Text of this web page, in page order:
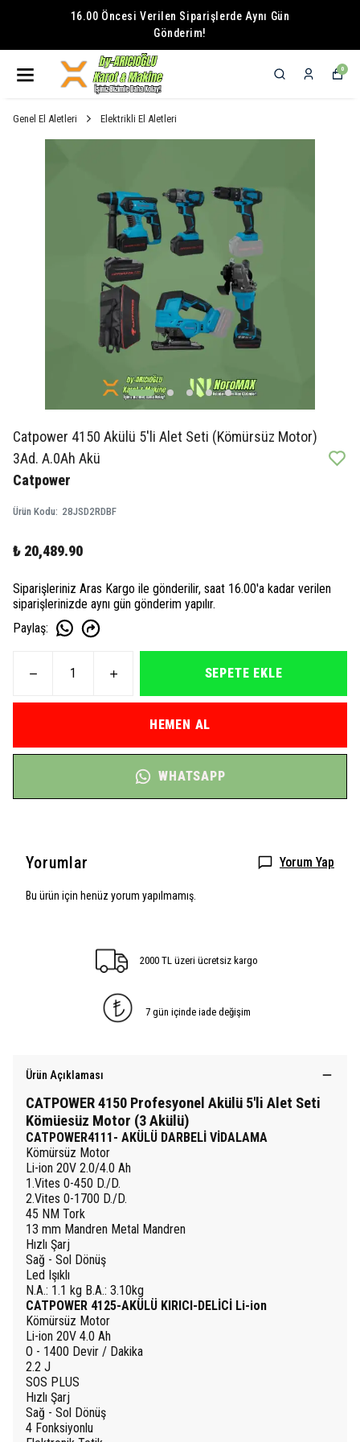
16.00 Öncesi Verilen Siparişlerde Aynı Gün
Gönderim!
0
Genel El Aletleri Elektrikli El Aletleri
Catpower 4150 Akülü 5'li Alet Seti (Kömürsüz Motor)
3Ad. A.0Ah Akü
Catpower
Ürün Kodu: 28JSD2RDBF
₺ 20,489.90
Siparişleriniz Aras Kargo ile gönderilir, saat 16.00'a kadar verilen
siparişlerinizde aynı gün gönderim yapılır.
Paylaş:
SEPETE EKLE
HEMEN AL
WHATSAPP
Yorumlar Yorum Yap
Bu ürün için henüz yorum yapılmamış.
2000 TL üzeri ücretsiz kargo
7 gün içinde iade değişim
Ürün Açıklaması
CATPOWER 4150 Profesyonel Akülü 5'li Alet Seti
Kömüesüz Motor (3 Akülü)
CATPOWER4111- AKÜLÜ DARBELİ VİDALAMA
Kömürsüz Motor
Li-ion 20V 2.0/4.0 Ah
1.Vites 0-450 D./D.
2.Vites 0-1700 D./D.
45 NM Tork
13 mm Mandren Metal Mandren
Hızlı Şarj
Sağ - Sol Dönüş
Led Işıklı
N.A.: 1.1 kg B.A.: 3.10kg
CATPOWER 4125-AKÜLÜ KIRICI-DELİCİ Li-ion
Kömürsüz Motor
Li-ion 20V 4.0 Ah
O - 1400 Devir / Dakika
2.2 J
SOS PLUS
Hızlı Şarj
Sağ - Sol Dönüş
4 Fonksiyonlu